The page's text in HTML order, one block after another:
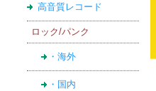
高音質レコード
ロック/パンク
・海外
・国内